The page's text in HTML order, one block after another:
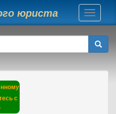
юриста
Toggle
с